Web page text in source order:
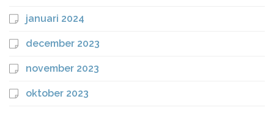
januari 2024
december 2023
november 2023
oktober 2023